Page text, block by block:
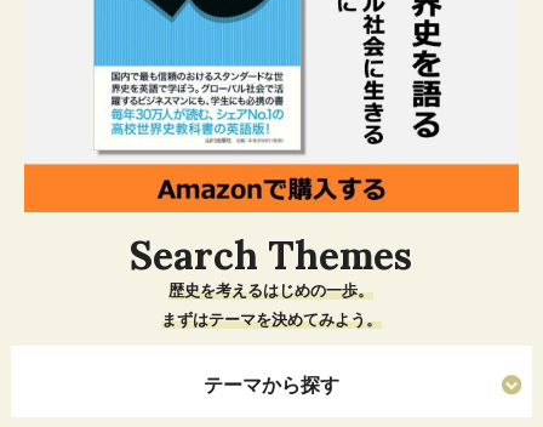
Search Themes
歴史を考えるはじめの一歩。
まずはテーマを決めてみよう。
テーマから探す